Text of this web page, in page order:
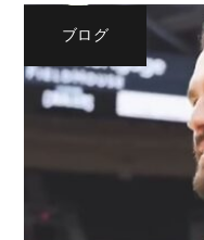
ブログ